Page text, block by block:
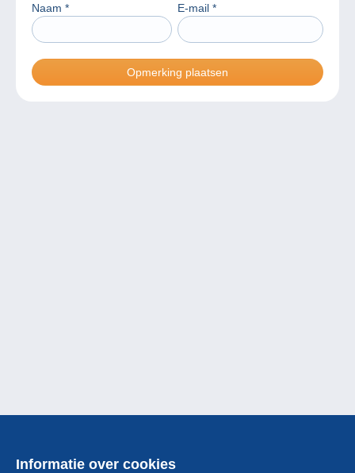
Naam * E-mail *
Informatie over cookies